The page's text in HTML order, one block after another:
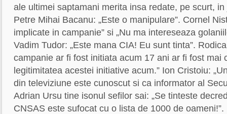
ale ultimei saptamani merita insa redate, pe scurt,
Petre Mihai Bacanu: „Este o manipulare”. Cornel
implicate in campanie” si „Nu ma intereseaza
Vadim Tudor: „Este mana CIA! Eu sunt tinta”.
campanie ar fi fost initiata acum 17 ani ar fi fost
legitimitatea acestei initiative acum.” Ion Cristoiu:
din televiziune este cunoscut si ca informator al
Adrian Ursu tine isonul sefilor sai: „Se tinteste
CNSAS este sufocat cu o lista de 1000 de oameni!”.